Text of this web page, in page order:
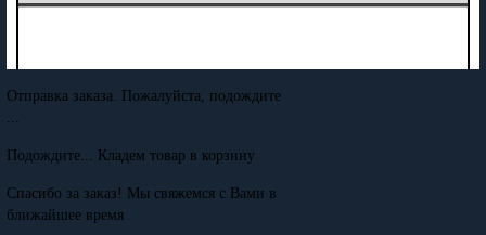
Отправка заказа. Пожалуйста, подождите
...
Подождите... Кладем товар в корзину
Спасибо за заказ! Мы свяжемся с Вами в
ближайшее время